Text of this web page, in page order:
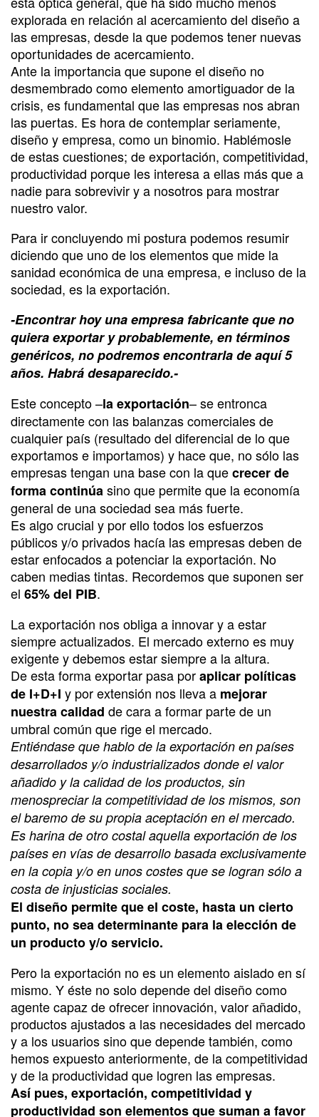
explorada en relación al acercamiento del diseño a
las empresas, desde la que podemos tener nuevas
oportunidades de acercamiento.
Ante la importancia que supone el diseño no
desmembrado como elemento amortiguador de la
crisis, es fundamental que las empresas nos abran
las puertas. Es hora de contemplar seriamente,
diseño y empresa, como un binomio. Hablémosle
de estas cuestiones; de exportación, competitividad,
productividad porque les interesa a ellas más que a
nadie para sobrevivir y a nosotros para mostrar
nuestro valor.
Para ir concluyendo mi postura podemos resumir
diciendo que uno de los elementos que mide la
sanidad económica de una empresa, e incluso de la
sociedad, es la exportación.
-Encontrar hoy una empresa fabricante que no
quiera exportar y probablemente, en términos
genéricos, no podremos encontrarla de aquí 5
años. Habrá desaparecido.-
Este concepto –la exportación– se entronca
directamente con las balanzas comerciales de
cualquier país (resultado del diferencial de lo que
exportamos e importamos) y hace que, no sólo las
empresas tengan una base con la quecrecer de
forma continúasino que permite que la economía
general de una sociedad sea más fuerte.
Es algo crucial y por ello todos los esfuerzos
públicos y/o privados hacía las empresas deben de
estar enfocados a potenciar la exportación. No
caben medias tintas. Recordemos que suponen ser
el 65% del PIB.
La exportación nos obliga a innovar y a estar
siempre actualizados. El mercado externo es muy
exigente y debemos estar siempre a la altura.
De esta forma exportar pasa poraplicar políticas
de I+D+I y por extensión nos lleva a mejorar
nuestra calidad de cara a formar parte de un
umbral común que rige el mercado.
Entiéndase que hablo de la exportación en países
desarrollados y/o industrializados donde el valor
añadido y la calidad de los productos, sin
menospreciar la competitividad de los mismos, son
el baremo de su propia aceptación en el mercado.
Es harina de otro costal aquella exportación de los
países en vías de desarrollo basada exclusivamente
en la copia y/o en unos costes que se logran sólo a
costa de injusticias sociales.
El diseño permite que el coste, hasta un cierto
punto, no sea determinante para la elección de
un producto y/o servicio.
Pero la exportación no es un elemento aislado en sí
mismo. Y éste no solo depende del diseño como
agente capaz de ofrecer innovación, valor añadido,
productos ajustados a las necesidades del mercado
y a los usuarios sino que depende también, como
hemos expuesto anteriormente, de la competitividad
y de la productividad que logren las empresas.
Así pues, exportación, competitividad y
productividad son elementos que suman a favor